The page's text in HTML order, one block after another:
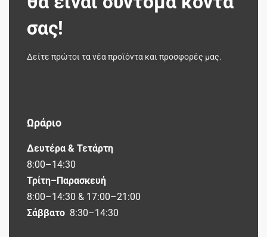
σας!
Δείτε πρώτοι τα νέα προϊόντα και προσφορές μας.
Ωράριο
Δευτέρα & Τετάρτη
8:00–14:30
Τρίτη–Παρασκευή
8:00–14:30 & 17:00–21:00
Σάββατο 8:30–14:30